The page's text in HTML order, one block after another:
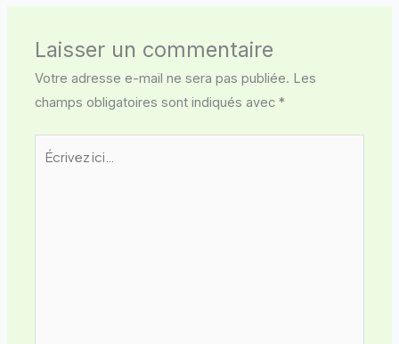
Laisser un commentaire
Votre adresse e-mail ne sera pas publiée. Les
champs obligatoires sont indiqués avec*
Écrivez